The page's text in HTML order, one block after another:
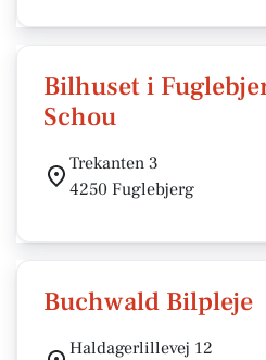
Bilhuset i
Schou
Trekanten 3
4250 Fuglebjerg
Buchwald Bilpleje
Haldagerlillevej 12